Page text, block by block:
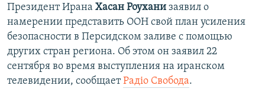
ТЕЛЕПРОЕКТ КРЫМ.РЕАЛИИ
СОВЕТЫ ПРАВОЗАЩИТНИКОВ
ПРОПАВШИЕ БЕЗ ВЕСТИ
ПОБЕДИТЕЛЕЙ НЕ СУДЯТ?
Українською
Qırımtatar
ПРИСОЕДИНЯЙТЕСЬ!
Президент Ирана Хасан Роухани заявил о
намерении представить ООН свой план усиления
безопасности в Персидском заливе с помощью
других стран региона. Об этом он заявил 22
сентября во время выступления на иранском
телевидении, сообщаетРадiо Свобода.